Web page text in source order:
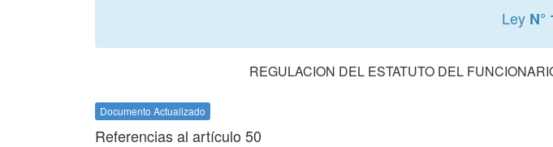
Ley N°
REGULACION DEL ESTATUTO DEL
Documento Actualizado
Referencias al artículo 50